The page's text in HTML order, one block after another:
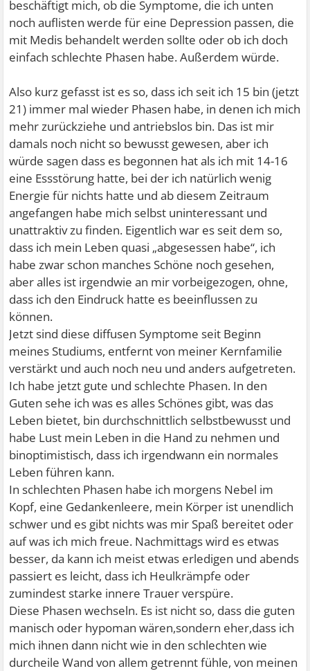
beschäftigt mich, ob die Symptome, die ich unten
noch auflisten werde für eine Depression passen, die
mit Medis behandelt werden sollte oder ob ich doch
einfach schlechte Phasen habe. Außerdem würde.
Also kurz gefasst ist es so, dass ich seit ich 15 bin (jetzt
21) immer mal wieder Phasen habe, in denen ich mich
mehr zurückziehe und antriebslos bin. Das ist mir
damals noch nicht so bewusst gewesen, aber ich
würde sagen dass es begonnen hat als ich mit 14-16
eine Essstörung hatte, bei der ich natürlich wenig
Energie für nichts hatte und ab diesem Zeitraum
angefangen habe mich selbst uninteressant und
unattraktiv zu finden. Eigentlich war es seit dem so,
dass ich mein Leben quasi „abgesessen habe“, ich
habe zwar schon manches Schöne noch gesehen,
aber alles ist irgendwie an mir vorbeigezogen, ohne,
dass ich den Eindruck hatte es beeinflussen zu
können.
Jetzt sind diese diffusen Symptome seit Beginn
meines Studiums, entfernt von meiner Kernfamilie
verstärkt und auch noch neu und anders aufgetreten.
Ich habe jetzt gute und schlechte Phasen. In den
Guten sehe ich was es alles Schönes gibt, was das
Leben bietet, bin durchschnittlich selbstbewusst und
habe Lust mein Leben in die Hand zu nehmen und
binoptimistisch, dass ich irgendwann ein normales
Leben führen kann.
In schlechten Phasen habe ich morgens Nebel im
Kopf, eine Gedankenleere, mein Körper ist unendlich
schwer und es gibt nichts was mir Spaß bereitet oder
auf was ich mich freue. Nachmittags wird es etwas
besser, da kann ich meist etwas erledigen und abends
passiert es leicht, dass ich Heulkrämpfe oder
zumindest starke innere Trauer verspüre.
Diese Phasen wechseln. Es ist nicht so, dass die guten
manisch oder hypoman wären,sondern eher,dass ich
mich ihnen dann nicht wie in den schlechten wie
durcheile Wand von allem getrennt fühle, von meinen